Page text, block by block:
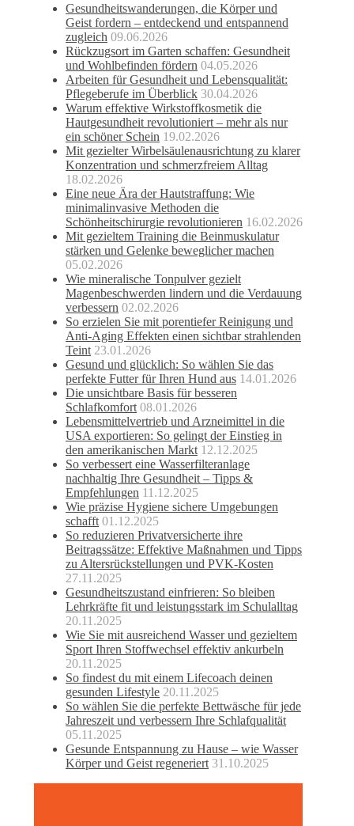
Gesundheitswanderungen, die Körper und
Geist fordern – entdeckend und entspannend
zugleich 09.06.2026
Rückzugsort im Garten schaffen: Gesundheit
und Wohlbefinden fördern 04.05.2026
Arbeiten für Gesundheit und Lebensqualität:
Pflegeberufe im Überblick 30.04.2026
Warum effektive Wirkstoffkosmetik die
Hautgesundheit revolutioniert – mehr als nur
ein schöner Schein 19.02.2026
Mit gezielter Wirbelsäulenausrichtung zu klarer
Konzentration und schmerzfreiem Alltag
18.02.2026
Eine neue Ära der Hautstraffung: Wie
minimalinvasive Methoden die
Schönheitschirurgie revolutionieren 16.02.2026
Mit gezieltem Training die Beinmuskulatur
stärken und Gelenke beweglicher machen
05.02.2026
Wie mineralische Tonpulver gezielt
Magenbeschwerden lindern und die Verdauung
verbessern 02.02.2026
So erzielen Sie mit porentiefer Reinigung und
Anti-Aging Effekten einen sichtbar strahlenden
Teint 23.01.2026
Gesund und glücklich: So wählen Sie das
perfekte Futter für Ihren Hund aus 14.01.2026
Die unsichtbare Basis für besseren
Schlafkomfort 08.01.2026
Lebensmittelvertrieb und Arzneimittel in die
USA exportieren: So gelingt der Einstieg in
den amerikanischen Markt 12.12.2025
So verbessert eine Wasserfilteranlage
nachhaltig Ihre Gesundheit – Tipps &
Empfehlungen 11.12.2025
Wie präzise Hygiene sichere Umgebungen
schafft 01.12.2025
So reduzieren Privatversicherte ihre
Beitragssätze: Effektive Maßnahmen und Tipps
zu Altersrückstellungen und PVK-Kosten
27.11.2025
Gesundheitszustand einfrieren: So bleiben
Lehrkräfte fit und leistungsstark im Schulalltag
20.11.2025
Wie Sie mit ausreichend Wasser und gezieltem
Sport Ihren Stoffwechsel effektiv ankurbeln
20.11.2025
So findest du mit einem Lifecoach deinen
gesunden Lifestyle 20.11.2025
So wählen Sie die perfekte Bettwäsche für jede
Jahreszeit und verbessern Ihre Schlafqualität
05.11.2025
Gesunde Entspannung zu Hause – wie Wasser
Körper und Geist regeneriert 31.10.2025